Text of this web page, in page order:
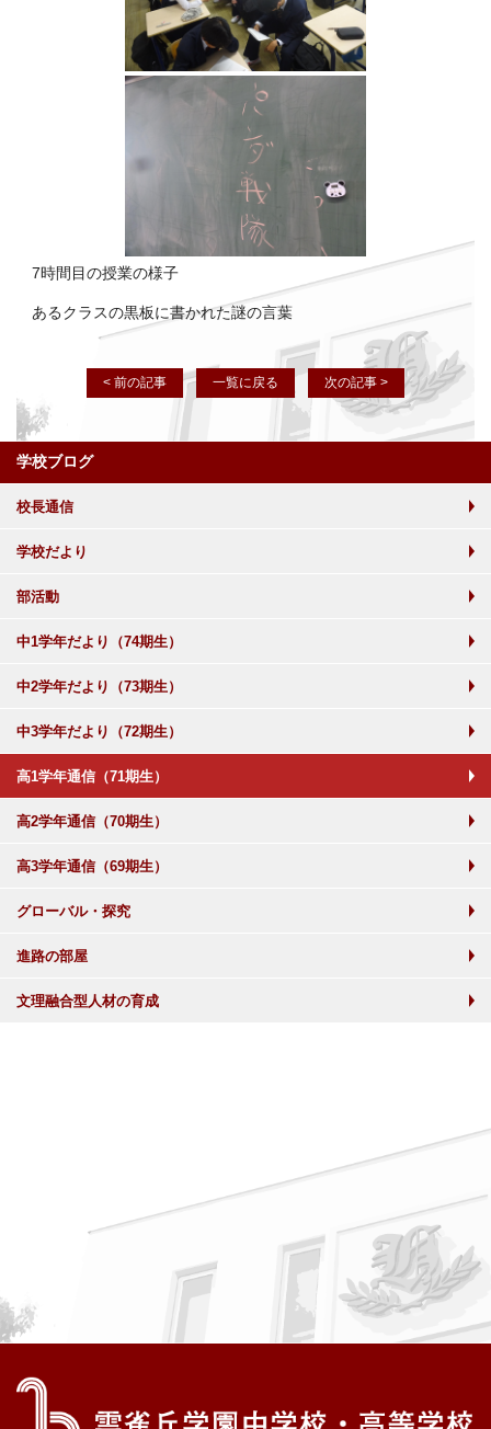
7時間目の授業の様子
あるクラスの黒板に書かれた謎の言葉
< 前の記事 一覧に戻る 次の記事 >
学校ブログ
校長通信
学校だより
部活動
中1学年だより（74期生）
中2学年だより（73期生）
中3学年だより（72期生）
高1学年通信（71期生）
高2学年通信（70期生）
高3学年通信（69期生）
グローバル・探究
進路の部屋
文理融合型人材の育成